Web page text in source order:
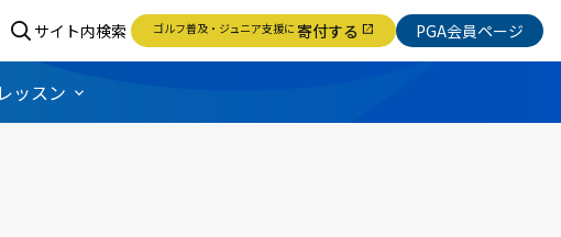
サイト内検索 ゴルフ普及・ジュニア支援に 寄付する open_in_new PGA会員ページ
レッスン